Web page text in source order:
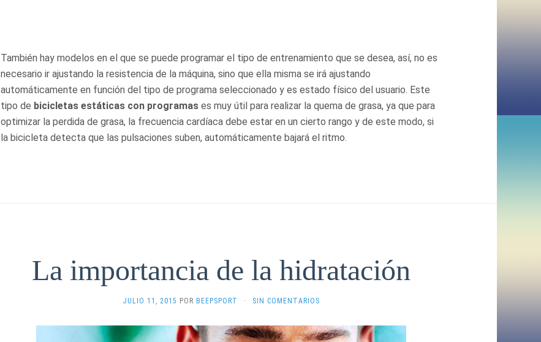
También hay modelos en el que se puede programar el tipo de entrenamiento que se desea, así, no es
necesario ir ajustando la resistencia de la máquina, sino que ella misma se irá ajustando
automáticamente en función del tipo de programa seleccionado y es estado físico del usuario. Este
tipo de bicicletas estáticas con programas es muy útil para realizar la quema de grasa, ya que para
optimizar la perdida de grasa, la frecuencia cardíaca debe estar en un cierto rango y de este modo, si
la bicicleta detecta que las pulsaciones suben, automáticamente bajará el ritmo.
La importancia de la hidratación
JULIO 11, 2015 POR BEEPSPORT · SIN COMENTARIOS